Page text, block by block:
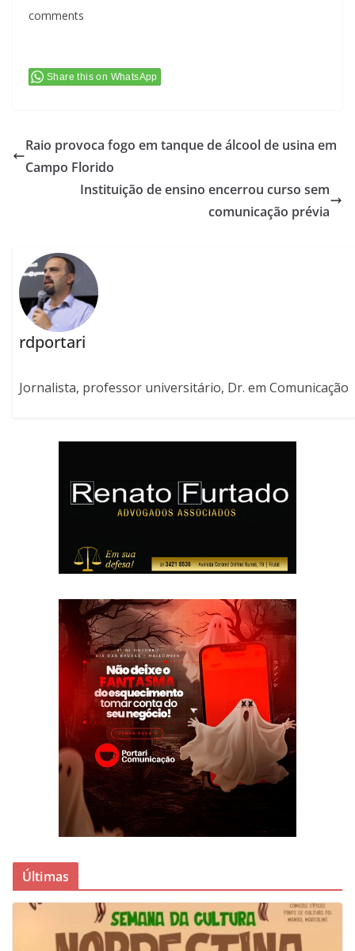
comments
Share this on WhatsApp
Raio provoca fogo em tanque de álcool de usina em
Campo Florido
Instituição de ensino encerrou curso sem
comunicação prévia
rdportari
Jornalista, professor universitário, Dr. em Comunicação
Últimas